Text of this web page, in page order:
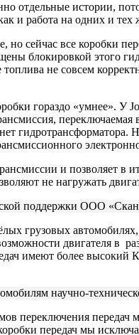
отдельные истории,
и работа на одних и тех
но сейчас все коробки
блокировкой этого
не совсем
гораздо «умнее».
гидротрансформатора.
и позволяет в
не нагружать
поддержки ООО
грузовых
двигателя в
имеют более
научно-
переключения
передач мы